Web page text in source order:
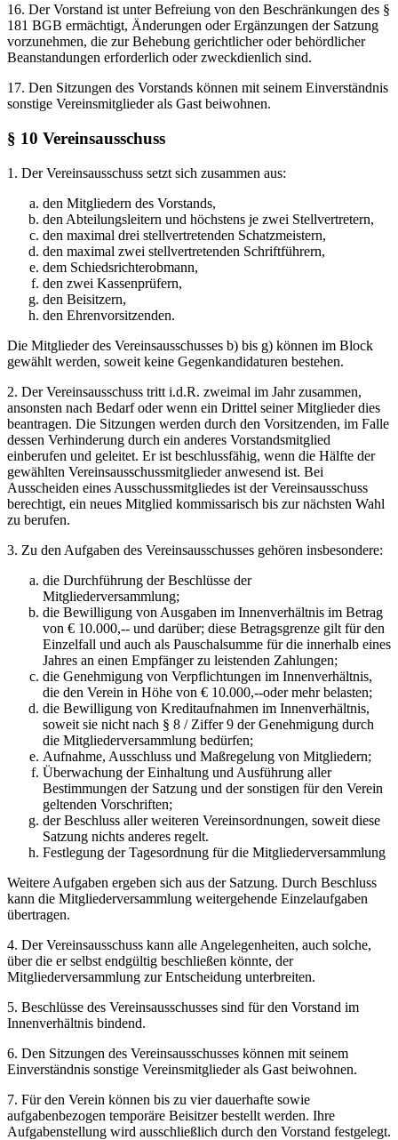
16. Der Vorstand ist unter Befreiung von den Beschränkungen des §
181 BGB ermächtigt, Änderungen oder Ergänzungen der Satzung
vorzunehmen, die zur Behebung gerichtlicher oder behördlicher
Beanstandungen erforderlich oder zweckdienlich sind.
17. Den Sitzungen des Vorstands können mit seinem Einverständnis
sonstige Vereinsmitglieder als Gast beiwohnen.
§ 10 Vereinsausschuss
1. Der Vereinsausschuss setzt sich zusammen aus:
den Mitgliedern des Vorstands,
den Abteilungsleitern und höchstens je zwei Stellvertretern,
den maximal drei stellvertretenden Schatzmeistern,
den maximal zwei stellvertretenden Schriftführern,
dem Schiedsrichterobmann,
den zwei Kassenprüfern,
den Beisitzern,
den Ehrenvorsitzenden.
Die Mitglieder des Vereinsausschusses b) bis g) können im Block
gewählt werden, soweit keine Gegenkandidaturen bestehen.
2. Der Vereinsausschuss tritt i.d.R. zweimal im Jahr zusammen,
ansonsten nach Bedarf oder wenn ein Drittel seiner Mitglieder dies
beantragen. Die Sitzungen werden durch den Vorsitzenden, im Falle
dessen Verhinderung durch ein anderes Vorstandsmitglied
einberufen und geleitet. Er ist beschlussfähig, wenn die Hälfte der
gewählten Vereinsausschussmitglieder anwesend ist. Bei
Ausscheiden eines Ausschussmitgliedes ist der Vereinsausschuss
berechtigt, ein neues Mitglied kommissarisch bis zur nächsten Wahl
zu berufen.
3. Zu den Aufgaben des Vereinsausschusses gehören insbesondere:
die Durchführung der Beschlüsse der
Mitgliederversammlung;
die Bewilligung von Ausgaben im Innenverhältnis im Betrag
von € 10.000,-- und darüber; diese Betragsgrenze gilt für den
Einzelfall und auch als Pauschalsumme für die innerhalb eines
Jahres an einen Empfänger zu leistenden Zahlungen;
die Genehmigung von Verpflichtungen im Innenverhältnis,
die den Verein in Höhe von € 10.000,--oder mehr belasten;
die Bewilligung von Kreditaufnahmen im Innenverhältnis,
soweit sie nicht nach § 8 / Ziffer 9 der Genehmigung durch
die Mitgliederversammlung bedürfen;
Aufnahme, Ausschluss und Maßregelung von Mitgliedern;
Überwachung der Einhaltung und Ausführung aller
Bestimmungen der Satzung und der sonstigen für den Verein
geltenden Vorschriften;
der Beschluss aller weiteren Vereinsordnungen, soweit diese
Satzung nichts anderes regelt.
Festlegung der Tagesordnung für die Mitgliederversammlung
Weitere Aufgaben ergeben sich aus der Satzung. Durch Beschluss
kann die Mitgliederversammlung weitergehende Einzelaufgaben
übertragen.
4. Der Vereinsausschuss kann alle Angelegenheiten, auch solche,
über die er selbst endgültig beschließen könnte, der
Mitgliederversammlung zur Entscheidung unterbreiten.
5. Beschlüsse des Vereinsausschusses sind für den Vorstand im
Innenverhältnis bindend.
6. Den Sitzungen des Vereinsausschusses können mit seinem
Einverständnis sonstige Vereinsmitglieder als Gast beiwohnen.
7. Für den Verein können bis zu vier dauerhafte sowie
aufgabenbezogen temporäre Beisitzer bestellt werden. Ihre
Aufgabenstellung wird ausschließlich durch den Vorstand festgelegt.